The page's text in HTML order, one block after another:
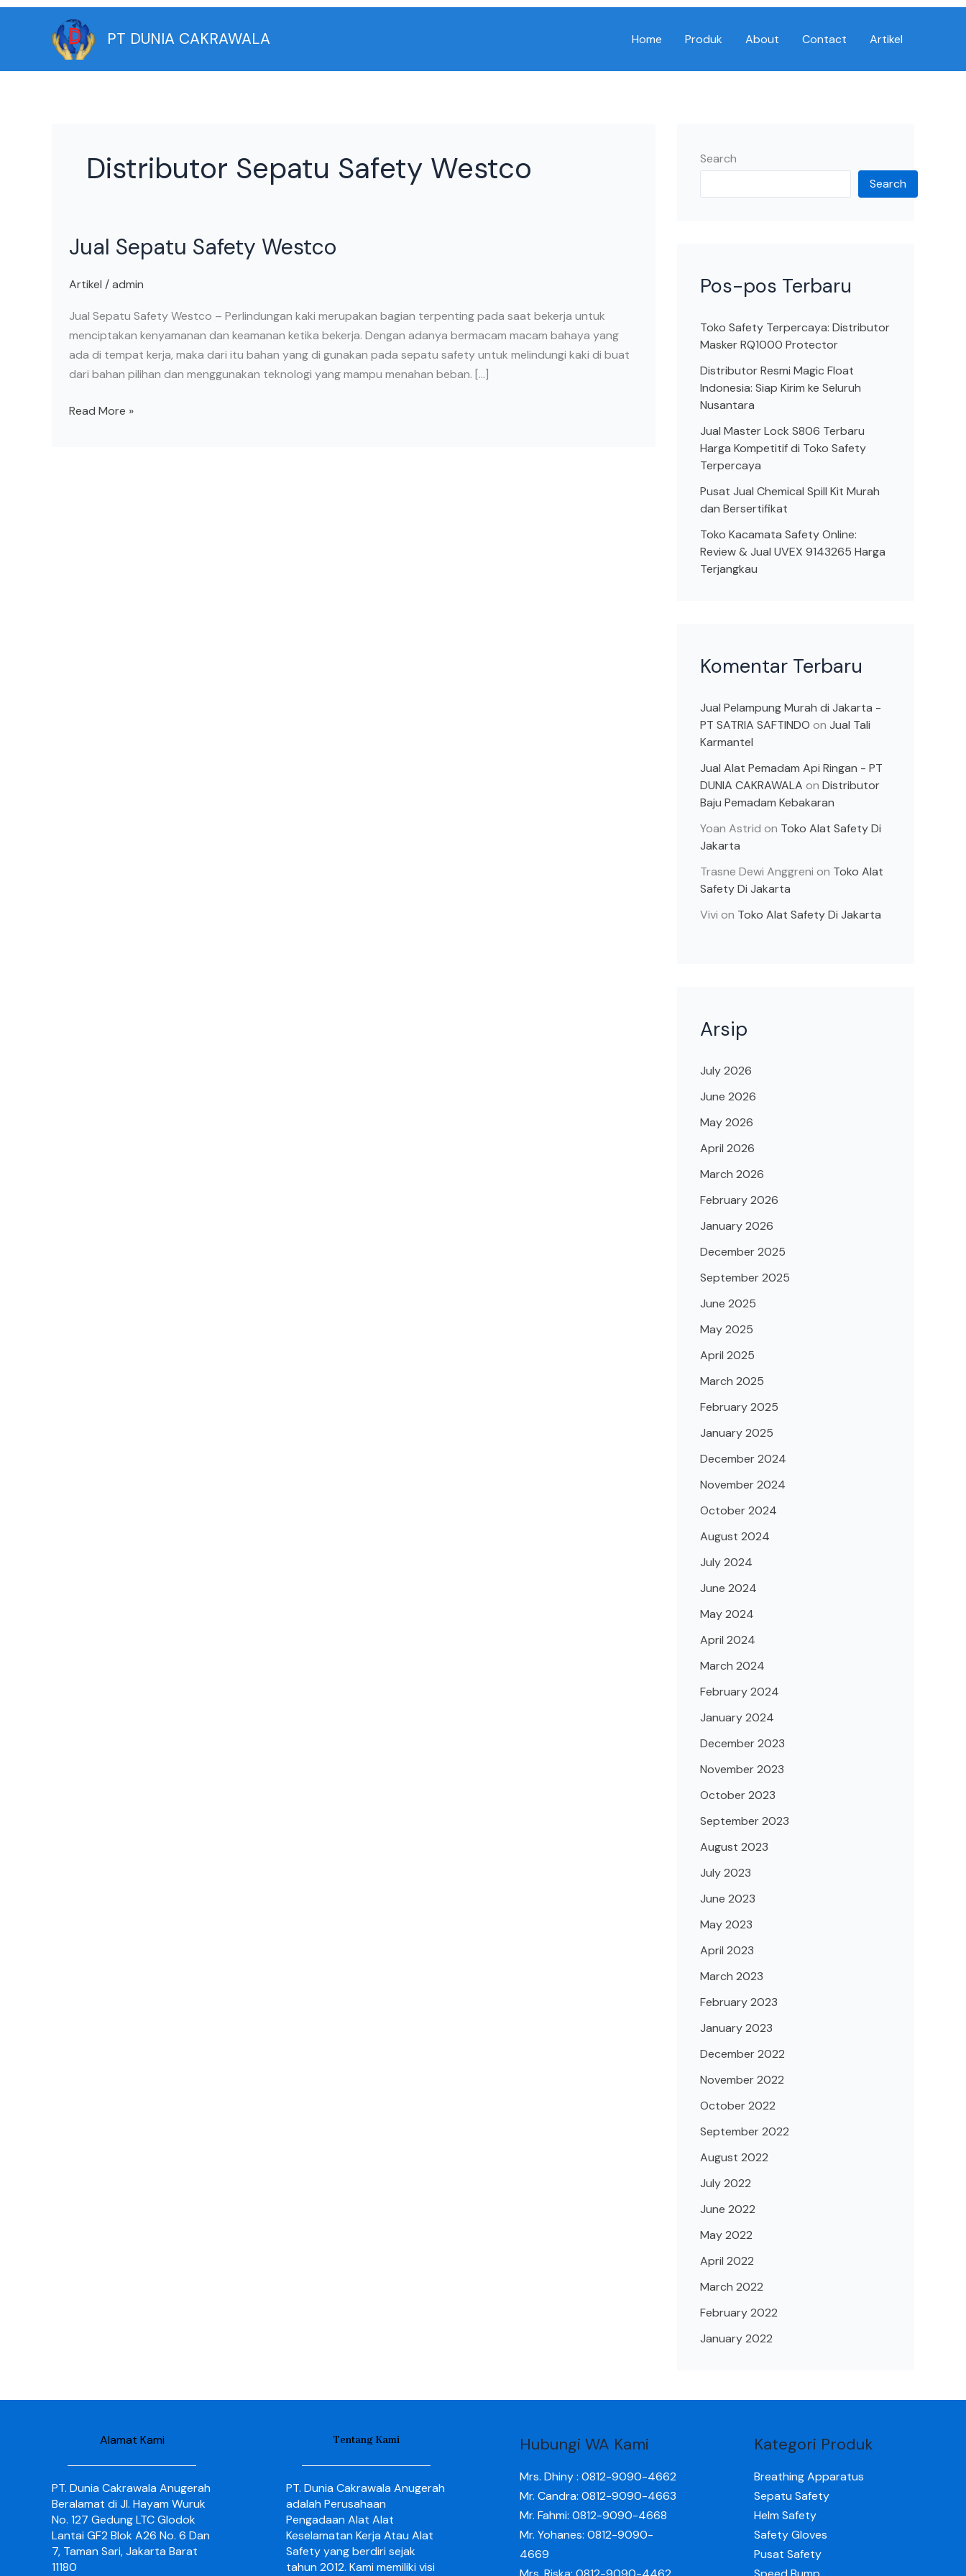
Skip
PT DUNIA CAKRAWALA Home Produk About Contact Artikel
Distributor Sepatu Safety Westco
Jual Sepatu Safety Westco
Artikel /admin
Jual Sepatu Safety Westco – Perlindungan kaki merupakan bagian terpenting pada saat bekerja untuk
menciptakan kenyamanan dan keamanan ketika bekerja. Dengan adanya bermacam macam bahaya yang
ada di tempat kerja, maka dari itu bahan yang di gunakan pada sepatu safety untuk melindungi kaki di buat
dari bahan pilihan dan menggunakan teknologi yang mampu menahan beban. […]
Sepatu
Westco
Read More »
Search
Search
Pos-pos Terbaru
Toko Safety Terpercaya: Distributor
Masker RQ1000 Protector
Distributor Resmi Magic Float
Indonesia: Siap Kirim ke Seluruh
Nusantara
Jual Master Lock S806 Terbaru
Harga Kompetitif di Toko Safety
Terpercaya
Pusat Jual Chemical Spill Kit Murah
dan Bersertifikat
Toko Kacamata Safety Online:
Review & Jual UVEX 9143265 Harga
Terjangkau
Komentar Terbaru
Jual Pelampung Murah di Jakarta -
PT SATRIA SAFTINDO on Jual Tali
Karmantel
Jual Alat Pemadam Api Ringan - PT
DUNIA CAKRAWALA on Distributor
Baju Pemadam Kebakaran
Yoan Astrid on Toko Alat Safety Di
Jakarta
Trasne Dewi Anggreni on Toko Alat
Safety Di Jakarta
Vivi on Toko Alat Safety Di Jakarta
Arsip
July 2026
June 2026
May 2026
April 2026
March 2026
February 2026
January 2026
December 2025
September 2025
June 2025
May 2025
April 2025
March 2025
February 2025
January 2025
December 2024
November 2024
October 2024
August 2024
July 2024
June 2024
May 2024
April 2024
March 2024
February 2024
January 2024
December 2023
November 2023
October 2023
September 2023
August 2023
July 2023
June 2023
May 2023
April 2023
March 2023
February 2023
January 2023
December 2022
November 2022
October 2022
September 2022
August 2022
July 2022
June 2022
May 2022
April 2022
March 2022
February 2022
January 2022
Alamat Kami
PT. Dunia Cakrawala Anugerah
Beralamat di Jl. Hayam Wuruk
No. 127 Gedung LTC Glodok
Lantai GF2 Blok A26 No. 6 Dan
7, Taman Sari, Jakarta Barat
11180
Tentang Kami
PT. Dunia Cakrawala Anugerah
adalah Perusahaan
Pengadaan Alat Alat
Keselamatan Kerja Atau Alat
Safety yang berdiri sejak
tahun 2012. Kami memiliki visi
Hubungi WA Kami
Mrs. Dhiny : 0812-9090-4662
Mr. Candra: 0812-9090-4663
Mr. Fahmi: 0812-9090-4668
Mr. Yohanes: 0812-9090-
4669
Kategori Produk
Breathing Apparatus
Sepatu Safety
Helm Safety
Safety Gloves
Pusat Safety